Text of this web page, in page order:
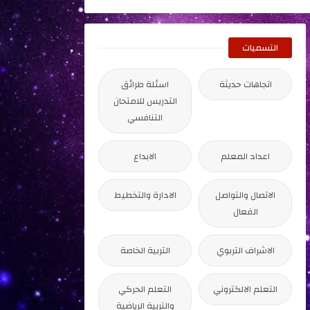
التسميات
اتجاهات حديثة
اسئلة طرائق
التدريس للامتحان
التنافسي
اعداد المعلم الابداع
الاتصال والتواصل
الفعال
الادارة والتخطيط
الاشراف التربوي التربية الخاصة
التعلم الالكتروني
التعلم الحركي
والتربية الرياضية